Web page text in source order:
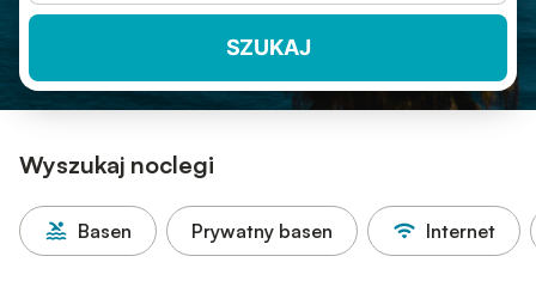
SZUKAJ
Wyszukaj noclegi
Basen Prywatny basen Internet